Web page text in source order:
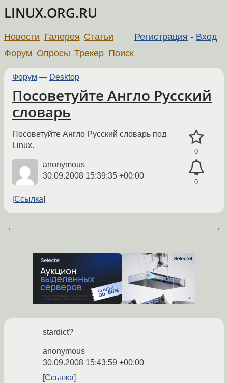
LINUX.ORG.RU
Регистрация - Вход
Новости Галерея Статьи
Форум Опросы Трекер Поиск
Форум — Desktop
Посоветуйте Англо Русский
словарь
0
0
Посоветуйте Англо Русский словарь под
Linux.
anonymous
30.09.2008 15:39:35 +00:00
Ссылка
← →
stardict?
anonymous
30.09.2008 15:43:59 +00:00
Ссылка